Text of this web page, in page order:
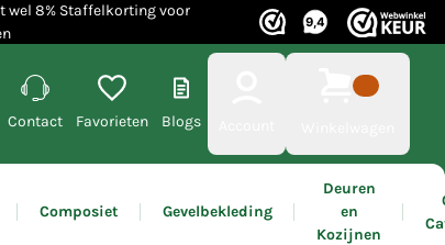
wel 8% Staffelkorting voor
Contact Favorieten Blogs
Composiet Gevelbekleding
Deuren
en
Kozijnen